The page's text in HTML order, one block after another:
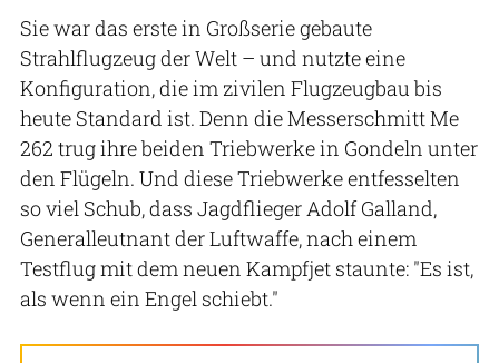
Sie war das erste in Großserie gebaute
Strahlflugzeug der Welt – und nutzte eine
Konfiguration, die im zivilen Flugzeugbau bis
heute Standard ist. Denn die Messerschmitt Me
262 trug ihre beiden Triebwerke in Gondeln unter
den Flügeln. Und diese Triebwerke entfesselten
so viel Schub, dass Jagdflieger Adolf Galland,
Generalleutnant der Luftwaffe, nach einem
Testflug mit dem neuen Kampfjet staunte: "Es ist,
als wenn ein Engel schiebt."